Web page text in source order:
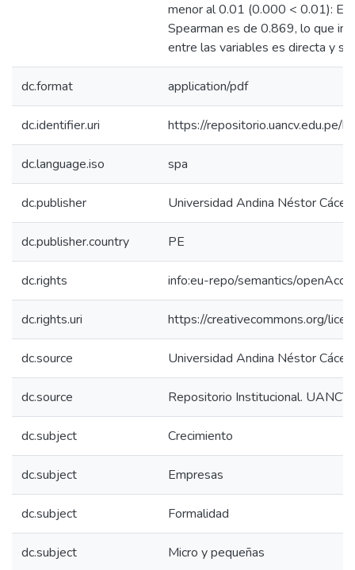
menor al 0.01 (0.000 < 0.01): El
Spearman es de 0.869, lo que
entre las variables es directa y
dc.format application/pdf
dc.identifier.uri https://repositorio.uancv.edu.pe/
dc.language.iso spa
dc.publisher Universidad Andina Néstor
dc.publisher.country PE
dc.rights info:eu-repo/semantics/
dc.rights.uri https://creativecommons.org/
dc.source Universidad Andina Néstor
dc.source Repositorio Institucional. UANCV
dc.subject Crecimiento
dc.subject Empresas
dc.subject Formalidad
dc.subject Micro y pequeñas